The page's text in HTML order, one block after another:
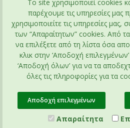
To site χρησιμοποιεί cookies
παρέχουμε τις υπηρεσίες μας
χρησιμοποιείτε τις υπηρεσίες μας,
των “Απαραίτητων” cookies. Από τα
να επιλέξετε από τη λίστα όσα
κλικ στην ‘Αποδοχή
‘Αποδοχή όλων’ για να τα
όλες τις πληροφορίες για τα
Αποδοχή επιλεγμένων
Απαραίτητα